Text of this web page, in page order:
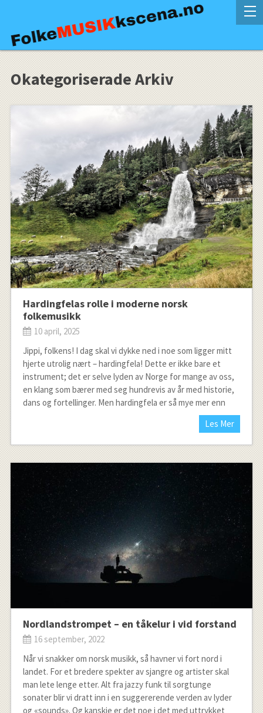
Okategoriserade Arkiv
Hardingfelas rolle i moderne norsk
folkemusikk
10 april, 2025
Jippi, folkens! I dag skal vi dykke ned i noe som ligger mitt
hjerte utrolig nært – hardingfela! Dette er ikke bare et
instrument; det er selve lyden av Norge for mange av oss,
en klang som bærer med seg hundrevis av år med historie,
dans og fortellinger. Men hardingfela er så mye mer enn
Les Mer
Nordlandstrompet – en tåkelur i vid forstand
16 september, 2022
Når vi snakker om norsk musikk, så havner vi fort nord i
landet. For et bredere spekter av sjangre og artister skal
man lete lenge etter. Alt fra jazzy funk til sorgtunge
sonater blir vi dratt inn i en suggererende verden av lyder
og «sounds». Og kanskje er det noe i det med uttrykket